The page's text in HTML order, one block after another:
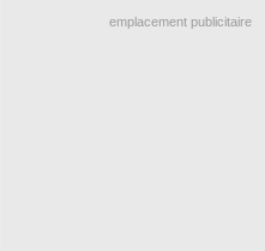
: Naples vise Gabriel Jesus
emplacement publicitaire